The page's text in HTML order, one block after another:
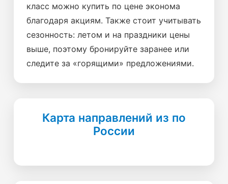
класс можно купить по цене эконома
благодаря акциям. Также стоит учитывать
сезонность: летом и на праздники цены
выше, поэтому бронируйте заранее или
следите за «горящими» предложениями.
Карта направлений из по
России